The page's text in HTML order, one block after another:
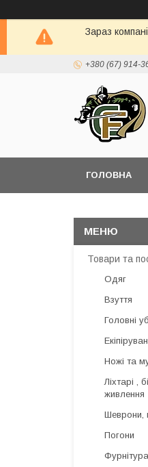
Зараз
+380 (67) 914-
ГОЛОВНА
Товари та
Одяг
Взуття
Головні
Ножі та
Ліхтарі ,
живлення
Шеврони,
Погони
Фурнітура